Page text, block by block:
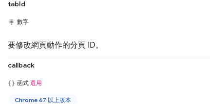
tabId
數字
要修改網頁動作的分頁 ID。
callback
函式 選用
Chrome 67 以上版本